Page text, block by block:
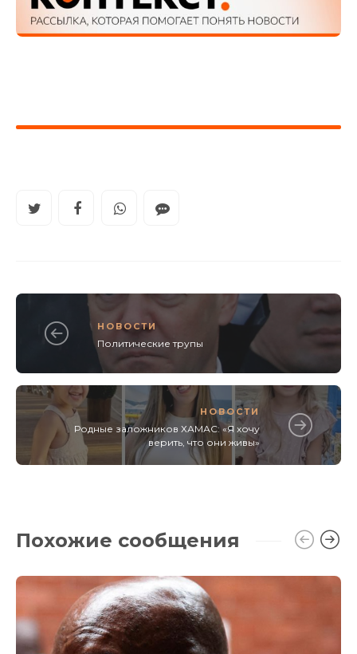
НОВОСТИ
Политические трупы
НОВОСТИ
Родные заложников ХАМАС: «Я хочу
верить, что они живы»
Похожие сообщения